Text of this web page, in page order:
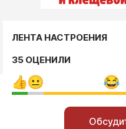
ЛЕНТА НАСТРОЕНИЯ
35 ОЦЕНИЛИ